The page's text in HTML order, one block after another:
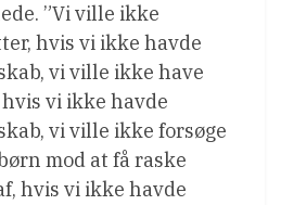
”Vi ville ikke
hvis vi ikke havde
vi ville ikke have
vi ikke havde
vi ville ikke forsøge
mod at få raske
hvis vi ikke havde